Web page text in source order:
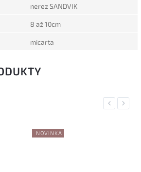
nerez SANDVIK
8 až 10cm
micarta
Previous
NOVINKA
Next